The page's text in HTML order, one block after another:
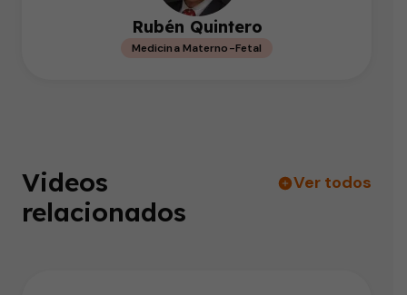
Rubén Quintero
Medicina Materno-Fetal
Videos
relacionados
Ver todos